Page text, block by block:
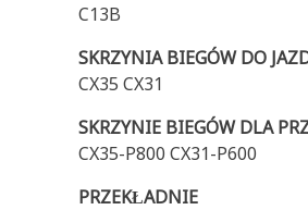
C13B
SKRZYNIA BIEGÓW DO
CX35 CX31
SKRZYNIE BIEGÓW DLA
CX35-P800 CX31-P600
PRZEKŁADNIE